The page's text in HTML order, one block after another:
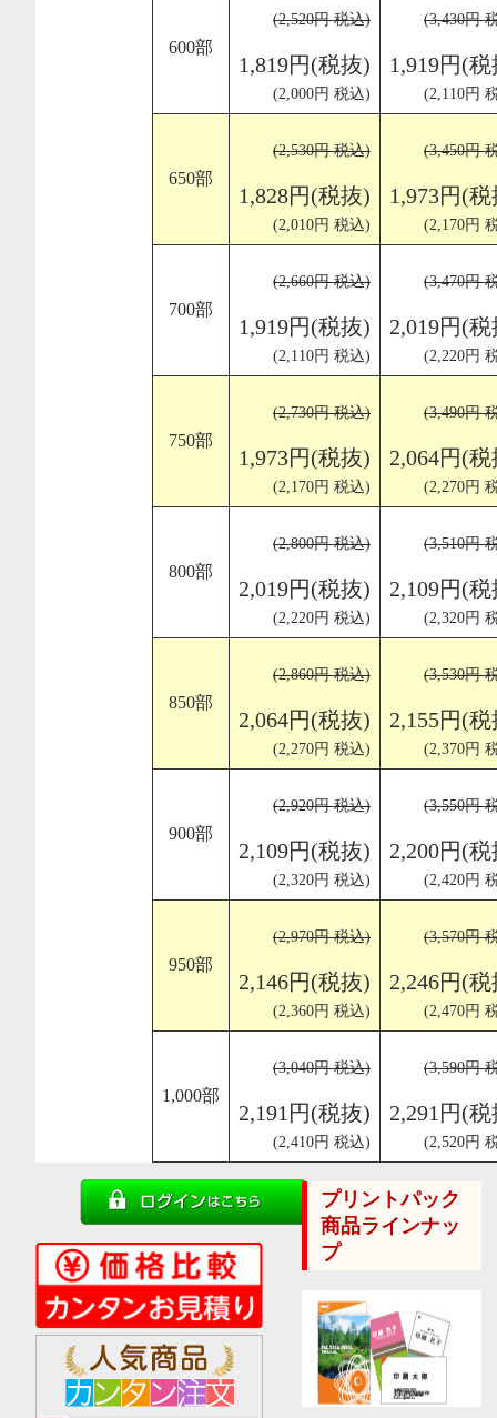
600部
(2,520円 税込)
1,819円(税抜)
(2,000円 税込)
(3,430円
1,919円(
(2,110円
650部
(2,530円 税込)
1,828円(税抜)
(2,010円 税込)
(3,450円
1,973円(
(2,170円
700部
(2,660円 税込)
1,919円(税抜)
(2,110円 税込)
(3,470円
2,019円(
(2,220円
750部
(2,730円 税込)
1,973円(税抜)
(2,170円 税込)
(3,490円
2,064円(
(2,270円
800部
(2,800円 税込)
2,019円(税抜)
(2,220円 税込)
(3,510円
2,109円(
(2,320円
850部
(2,860円 税込)
2,064円(税抜)
(2,270円 税込)
(3,530円
2,155円(
(2,370円
900部
(2,920円 税込)
2,109円(税抜)
(2,320円 税込)
(3,550円
2,200円(
(2,420円
950部
(2,970円 税込)
2,146円(税抜)
(2,360円 税込)
(3,570円
2,246円(
(2,470円
1,000部
(3,040円 税込)
2,191円(税抜)
(2,410円 税込)
(3,590円
2,291円(
(2,520円
プリントパック
商品ラインナッ
プ